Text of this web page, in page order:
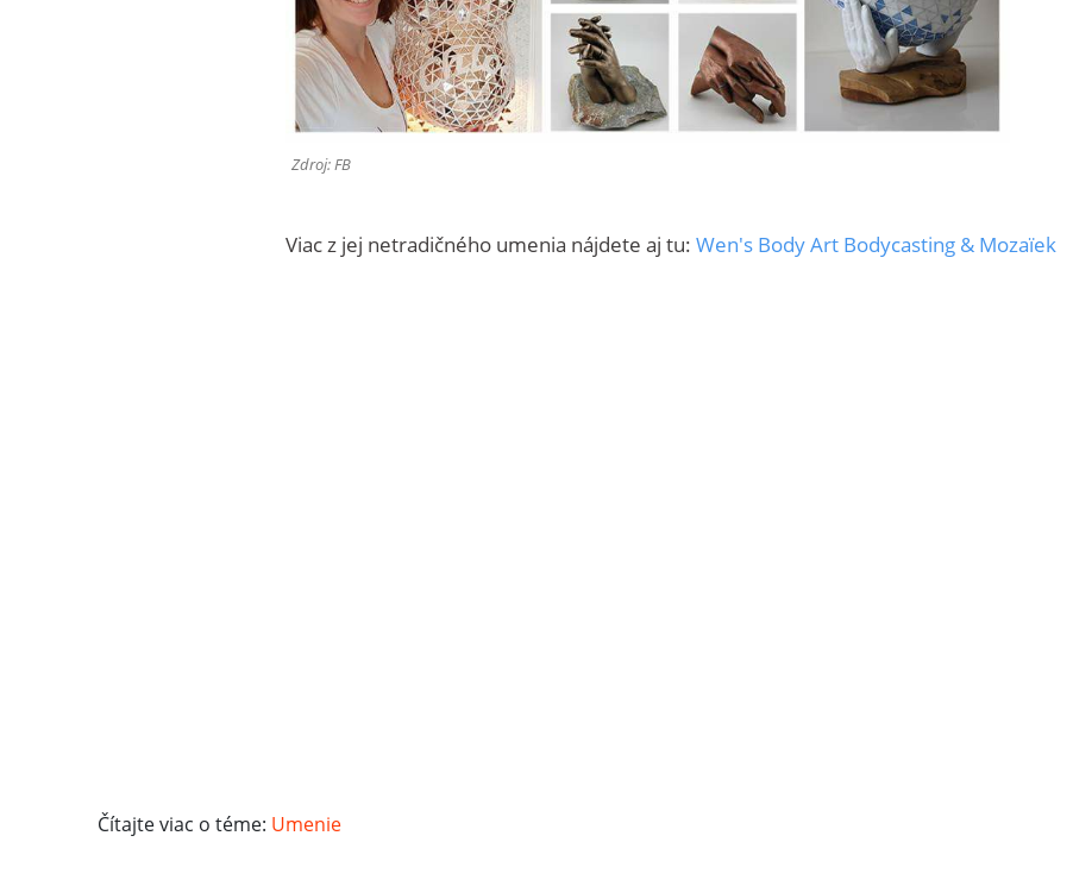
Zdroj: FB
Viac z jej netradičného umenia nájdete aj tu: Wen's Body Art Bodycasting & Mozaïek
Čítajte viac o téme: Umenie